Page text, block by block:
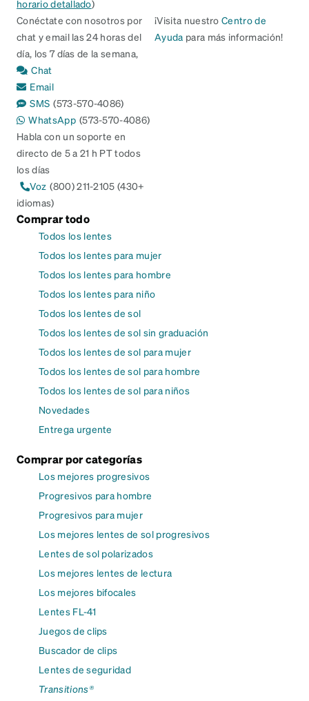
horario detallado)
Conéctate con nosotros por
chat y email las 24 horas del
día, los 7 días de la semana,
Chat
Email
SMS (573-570-4086)
WhatsApp (573-570-4086)
Habla con un soporte en
directo de 5 a 21 h PT todos
los días
Voz (800) 211-2105 (430+
idiomas)
¡Visita nuestroCentro de
Ayuda para más información!
Comprar todo
Todos los lentes
Todos los lentes para mujer
Todos los lentes para hombre
Todos los lentes para niño
Todos los lentes de sol
Todos los lentes de sol sin graduación
Todos los lentes de sol para mujer
Todos los lentes de sol para hombre
Todos los lentes de sol para niños
Novedades
Entrega urgente
Comprar por categorías
Los mejores progresivos
Progresivos para hombre
Progresivos para mujer
Los mejores lentes de sol progresivos
Lentes de sol polarizados
Los mejores lentes de lectura
Los mejores bifocales
Lentes FL-41
Juegos de clips
Buscador de clips
Lentes de seguridad
Transitions®